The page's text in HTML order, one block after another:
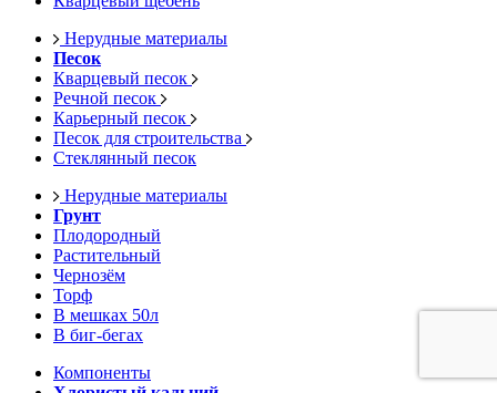
Нерудные материалы
Песок
Кварцевый песок
Речной песок
Карьерный песок
Песок для строительства
Стеклянный песок
Нерудные материалы
Грунт
Плодородный
Растительный
Чернозём
Торф
В мешках 50л
В биг-бегах
Компоненты